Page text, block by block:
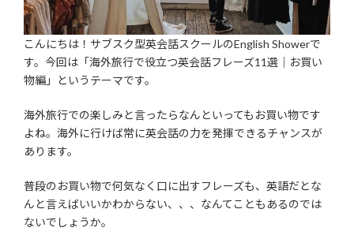
こんにちは！サブスク型英会話スクールのEnglish Showerで
す。今回は「海外旅行で役立つ英会話フレーズ11選｜お買い
物編」というテーマです。
海外旅行での楽しみと言ったらなんといってもお買い物です
よね。海外に行けば常に英会話の力を発揮できるチャンスが
あります。
普段のお買い物で何気なく口に出すフレーズも、英語だとな
んと言えばいいかわからない、、、なんてこともあるのでは
ないでしょうか。